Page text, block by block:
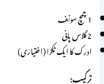
1 چمچ سونف
2 گلاس پانی
ادرک کا ایک ٹکڑا (اختیاری)
ترکیب: